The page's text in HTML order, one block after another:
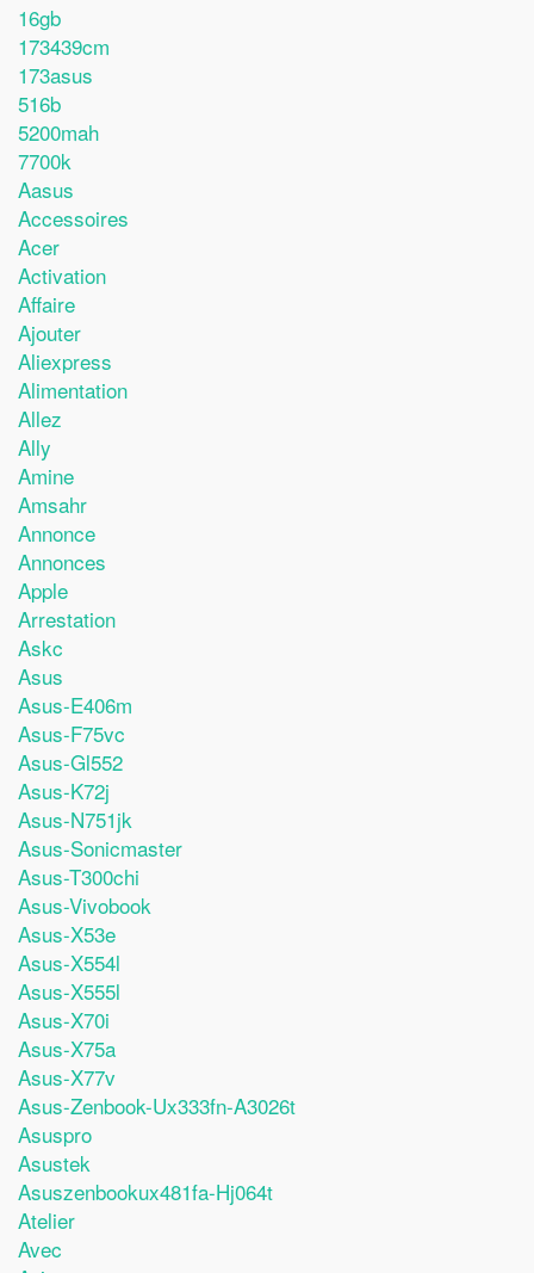
16gb
173439cm
173asus
516b
5200mah
7700k
Aasus
Accessoires
Acer
Activation
Affaire
Ajouter
Aliexpress
Alimentation
Allez
Ally
Amine
Amsahr
Annonce
Annonces
Apple
Arrestation
Askc
Asus
Asus-E406m
Asus-F75vc
Asus-Gl552
Asus-K72j
Asus-N751jk
Asus-Sonicmaster
Asus-T300chi
Asus-Vivobook
Asus-X53e
Asus-X554l
Asus-X555l
Asus-X70i
Asus-X75a
Asus-X77v
Asus-Zenbook-Ux333fn-A3026t
Asuspro
Asustek
Asuszenbookux481fa-Hj064t
Atelier
Avec